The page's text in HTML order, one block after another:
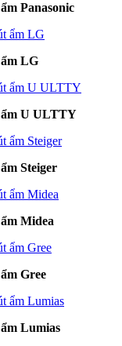
Panasonic
LG
U ULTTY
Steiger
Midea
Gree
Lumias